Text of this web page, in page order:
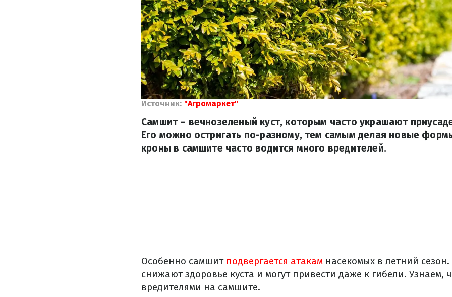
Источник: "Агромаркет"
Самшит – вечнозеленый куст, которым часто украшают
Его можно остригать по-разному, тем самым делая новые
кроны в самшите часто водится много вредителей.
Особенно самшитподвергается атакам насекомых в летний
снижают здоровье куста и могут привести даже к гибели. Узнаем,
вредителями на самшите.